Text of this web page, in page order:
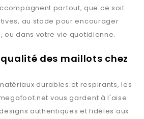
partout, que ce soit
au stade pour encourager
ou dans votre vie quotidienne.
des maillots chez
durables et respirants, les
vous gardent à l'aise
authentiques et fidèles aux